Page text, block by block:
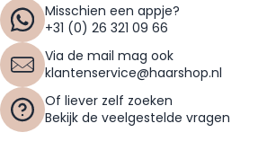
Misschien een appje?
+31 (0) 26 321 09 66
Via de mail mag ook
klantenservice@haarshop.nl
Of liever zelf zoeken
Bekijk de veelgestelde vragen